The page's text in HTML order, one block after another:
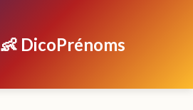
👶 DicoPrénoms